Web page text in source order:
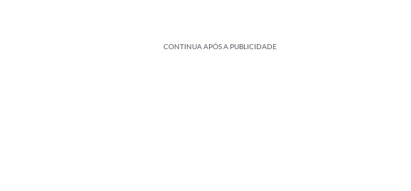
CONTINUA APÓS A PUBLICIDADE